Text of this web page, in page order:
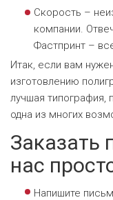
Скорость –
компании.
Фастпринт –
Итак, если вам
изготовлению
лучшая типография,
одна из многих
Заказать
нас
Напишите